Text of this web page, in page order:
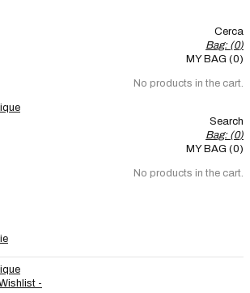
Cerca
Bag: (0)
MY BAG (0)
No products in the cart.
Search
Bag: (0)
MY BAG (0)
No products in the cart.
-